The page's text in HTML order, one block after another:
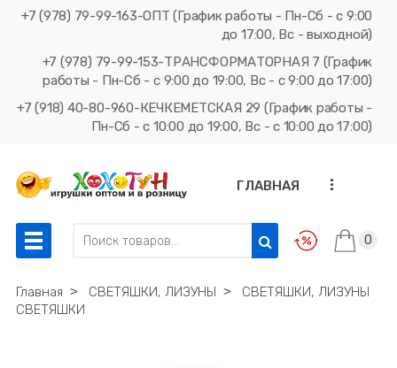
+7 (978) 79-99-163-ОПТ (График работы - Пн-Сб - с 9:00
до 17:00, Вс - выходной)
+7 (978) 79-99-153-ТРАНСФОРМАТОРНАЯ 7 (График
работы - Пн-Сб - с 9:00 до 19:00, Вс - с 9:00 до 17:00)
+7 (918) 40-80-960-КЕЧКЕМЕТСКАЯ 29 (График работы -
Пн-Сб - с 10:00 до 19:00, Вс - с 10:00 до 17:00)
ГЛАВНАЯ ...
0
Главная ˃ СВЕТЯШКИ, ЛИЗУНЫ ˃
СВЕТЯШКИ, ЛИЗУНЫ
СВЕТЯШКИ